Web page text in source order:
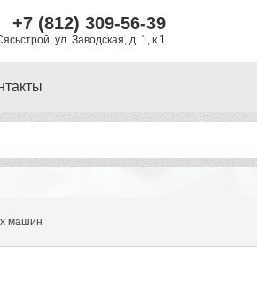
+7 (812) 309-56-39
ул. Заводская, д. 1, к.1
машин